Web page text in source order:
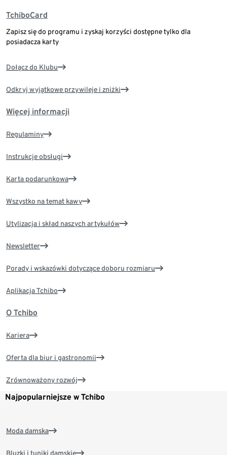
TchiboCard
Zapisz się do programu i zyskaj korzyści dostępne tylko dla
posiadacza karty
Dołącz do Klubu
Odkryj wyjątkowe przywileje i zniżki
Więcej informacji
Regulaminy
Instrukcje obsługi
Karta podarunkowa
Wszystko na temat kawy
Utylizacja i skład naszych artykułów
Newsletter
Porady i wskazówki dotyczące doboru rozmiaru
Aplikacja Tchibo
O Tchibo
Kariera
Oferta dla biur i gastronomii
Zrównoważony rozwój
Najpopularniejsze w Tchibo
Moda damska
Bluzki i tuniki damskie